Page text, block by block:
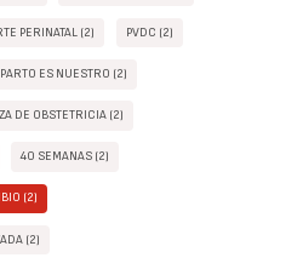
PERINATAL (2) PVDC (2)
ES NUESTRO (2)
DE OBSTETRICIA (2)
40 SEMANAS (2)
(2)
(2)